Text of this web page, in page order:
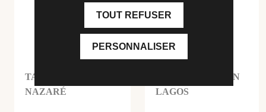
TABLE DE SALON
NAZARÉ
TABLE DE SALON
LAGOS
TOUT REFUSER
PERSONNALISER